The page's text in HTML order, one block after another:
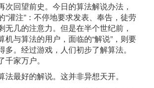
次回望前史。今日的算法解说办法，
“灌注”：不停地要求发表、奉告，徒劳
无几的注意力。但是在半个世纪前，
机与算法的用户，面临的“解说”，则要
多。经过游戏，人们初步了解算法。
家万户。
法最好的解说。这并非异想天开。